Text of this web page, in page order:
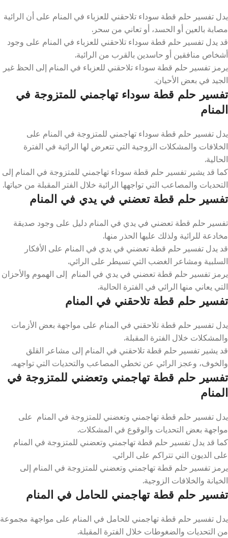
يدل تفسير حلم قطة سوداء تلاحقني للعزباء في المنام على أن الرائية
مصابة بالعين أو الحسد، أو تعاني من سحر.
قد يدل تفسير حلم قطة سوداء تلاحقني للعزباء في المنام على وجود
أشخاص منافقين أو حاسدين بالقرب من الرائية.
يرمز تفسير حلم قطة سوداء تلاحقني للعزباء في المنام إلى الحظ غير
الجيد في بعض الأحيان.
تفسير حلم قطة سوداء تهاجمني للمتزوجة في
المنام
يدل تفسير حلم قطة سوداء تهاجمني للمتزوجة في المنام على
الخلافات والمشكلات الزوجية التي تتعرض لها الرائية في الفترة
الحالية.
كما قد يشير تفسير حلم قطة سوداء تهاجمني للمتزوجة في المنام إلى
التحديات والمصاعب التي تواجهها الرائية خلال الفتر المقبلة من حياتها.
تفسير حلم قطة تعضني في يدي في المنام
تفسير حلم قطة تعضني في يدي في المنام دليل على وجود صديقة
مخادعة للرائية ولذلك عليها الحذر منها.
قد يدل تفسير حلم قطة تعضني في يدي في المنام على الأفكار
السلبية ومشاعر الغضب التي تسيطر على الرائي.
يرمز تفسير حلم قطة تعضني في يدي في المنام إلى الهموم والأحزان
التي يعاني منها الرائي في الفترة الحالية.
تفسير حلم قطة تلاحقني في المنام
يدل تفسير حلم قطة تلاحقني في المنام على مواجهة بعض الأزمات
والمشكلات خلال الفترة المقبلة.
قد يشير تفسير حلم قطة تلاحقني في المنام إلى مشاعر القلق
والخوف، وعجز الرائي عن تخطي المصاعب والتحديات التي تواجهه.
تفسير حلم قطة تهاجمني وتعضني للمتزوجة في
المنام
يدل تفسير حلم قطة تهاجمني وتعضني للمتزوجة في المنام على
مواجهة بعض التحديات والوقوع في المشكلات.
كما قد يدل تفسير حلم قطة تهاجمني وتعضني للمتزوجة في المنام
على الديون التي تتراكم على الرائي.
يرمز تفسير حلم قطة تهاجمني وتعضني للمتزوجة في المنام إلى
الخيانة والخلافات الزوجية.
تفسير حلم قطة تهاجمني للحامل في المنام
يدل تفسير حلم قطة تهاجمني للحامل في المنام على مواجهة مجموعة
من التحديات والضغوطات خلال الفترة المقبلة.